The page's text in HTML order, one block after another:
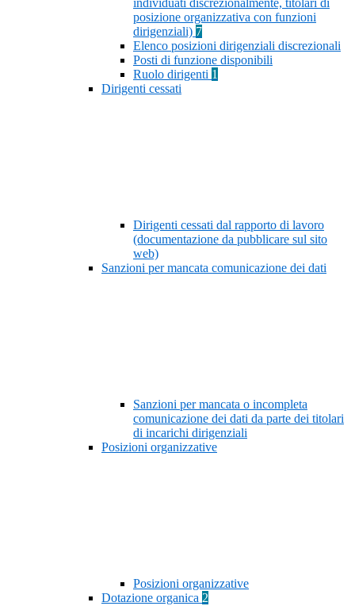
individuati discrezionalmente, titolari di
posizione organizzativa con funzioni
dirigenziali) 7
Elenco posizioni dirigenziali discrezionali
Posti di funzione disponibili
Ruolo dirigenti 1
Dirigenti cessati
Dirigenti cessati dal rapporto di lavoro
(documentazione da pubblicare sul sito
web)
Sanzioni per mancata comunicazione dei dati
Sanzioni per mancata o incompleta
comunicazione dei dati da parte dei titolari
di incarichi dirigenziali
Posizioni organizzative
Posizioni organizzative
Dotazione organica 2